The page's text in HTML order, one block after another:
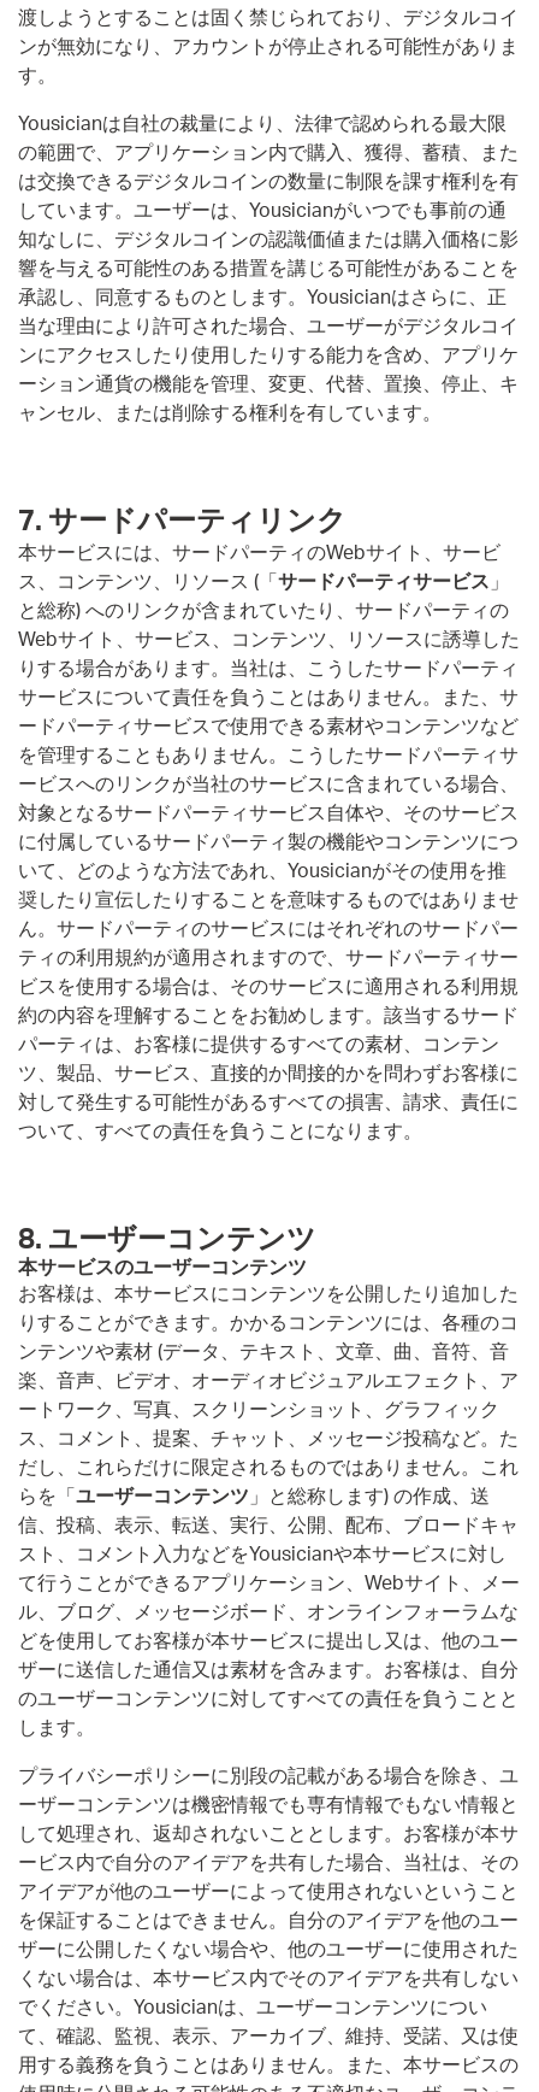
渡しようとすることは固く禁じられており、デジタルコイ
ンが無効になり、アカウントが停止される可能性がありま
す。
Yousicianは自社の裁量により、法律で認められる最大限
の範囲で、アプリケーション内で購入、獲得、蓄積、また
は交換できるデジタルコインの数量に制限を課す権利を有
しています。ユーザーは、Yousicianがいつでも事前の通
知なしに、デジタルコインの認識価値または購入価格に影
響を与える可能性のある措置を講じる可能性があることを
承認し、同意するものとします。Yousicianはさらに、正
当な理由により許可された場合、ユーザーがデジタルコイ
ンにアクセスしたり使用したりする能力を含め、アプリケ
ーション通貨の機能を管理、変更、代替、置換、停止、キ
ャンセル、または削除する権利を有しています。
7. サードパーティリンク
本サービスには、サードパーティのWebサイト、サービ
ス、コンテンツ、リソース (「 サードパーティサービス 」
と総称) へのリンクが含まれていたり、サードパーティの
Webサイト、サービス、コンテンツ、リソースに誘導した
りする場合があります。当社は、こうしたサードパーティ
サービスについて責任を負うことはありません。また、サ
ードパーティサービスで使用できる素材やコンテンツなど
を管理することもありません。こうしたサードパーティサ
ービスへのリンクが当社のサービスに含まれている場合、
対象となるサードパーティサービス自体や、そのサービス
に付属しているサードパーティ製の機能やコンテンツにつ
いて、どのような方法であれ、Yousicianがその使用を推
奨したり宣伝したりすることを意味するものではありませ
ん。サードパーティのサービスにはそれぞれのサードパー
ティの利用規約が適用されますので、サードパーティサー
ビスを使用する場合は、そのサービスに適用される利用規
約の内容を理解することをお勧めします。該当するサード
パーティは、お客様に提供するすべての素材、コンテン
ツ、製品、サービス、直接的か間接的かを問わずお客様に
対して発生する可能性があるすべての損害、請求、責任に
ついて、すべての責任を負うことになります。
8. ユーザーコンテンツ
本サービスのユーザーコンテンツ
お客様は、本サービスにコンテンツを公開したり追加した
りすることができます。かかるコンテンツには、各種のコ
ンテンツや素材 (データ、テキスト、文章、曲、音符、音
楽、音声、ビデオ、オーディオビジュアルエフェクト、ア
ートワーク、写真、スクリーンショット、グラフィック
ス、コメント、提案、チャット、メッセージ投稿など。た
だし、これらだけに限定されるものではありません。これ
らを「 ユーザーコンテンツ 」と総称します) の作成、送
信、投稿、表示、転送、実行、公開、配布、ブロードキャ
スト、コメント入力などをYousicianや本サービスに対し
て行うことができるアプリケーション、Webサイト、メー
ル、ブログ、メッセージボード、オンラインフォーラムな
どを使用してお客様が本サービスに提出し又は、他のユー
ザーに送信した通信又は素材を含みます。お客様は、自分
のユーザーコンテンツに対してすべての責任を負うことと
します。
プライバシーポリシーに別段の記載がある場合を除き、ユ
ーザーコンテンツは機密情報でも専有情報でもない情報と
して処理され、返却されないこととします。お客様が本サ
ービス内で自分のアイデアを共有した場合、当社は、その
アイデアが他のユーザーによって使用されないということ
を保証することはできません。自分のアイデアを他のユー
ザーに公開したくない場合や、他のユーザーに使用された
くない場合は、本サービス内でそのアイデアを共有しない
でください。Yousicianは、ユーザーコンテンツについ
て、確認、監視、表示、アーカイブ、維持、受諾、又は使
用する義務を負うことはありません。また、本サービスの